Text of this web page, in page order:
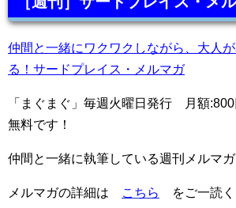
仲間と一緒にワクワクしながら、大人
る！サードプレイス・メルマガ
「まぐまぐ」毎週火曜日発行 月額
無料です！
仲間と一緒に執筆している週刊メルマガ
メルマガの詳細は こちら をご一読く